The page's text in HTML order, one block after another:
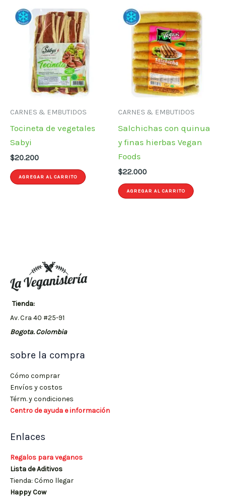
CARNES & EMBUTIDOS
Tocineta de vegetales
Sabyi
$20.200
AGREGAR AL CARRITO
CARNES & EMBUTIDOS
Salchichas con quinua
y finas hierbas Vegan
Foods
$22.000
AGREGAR AL CARRITO
Tienda:
Av. Cra 40 #25-91
Bogota. Colombia
sobre la compra
Cómo comprar
Envíos y costos
Térm. y condiciones
Centro de ayuda e información
Enlaces
Regalos para veganos
Lista de Aditivos
Tienda: Cómo llegar
Happy Cow